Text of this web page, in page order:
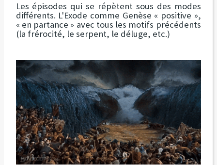
Les épisodes qui se répètent sous des modes
différents. L'Exode comme Genèse « positive »,
« en partance » avec tous les motifs précédents
(la frérocité, le serpent, le déluge, etc.)